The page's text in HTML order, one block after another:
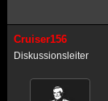
Cruiser156
Diskussionsleiter